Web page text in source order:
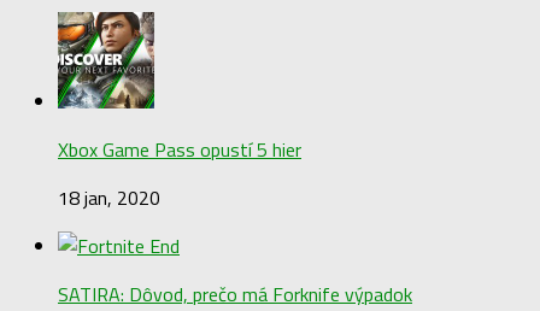
Xbox Game Pass opustí 5 hier
18 jan, 2020
SATIRA: Dôvod, prečo má Forknife výpadok